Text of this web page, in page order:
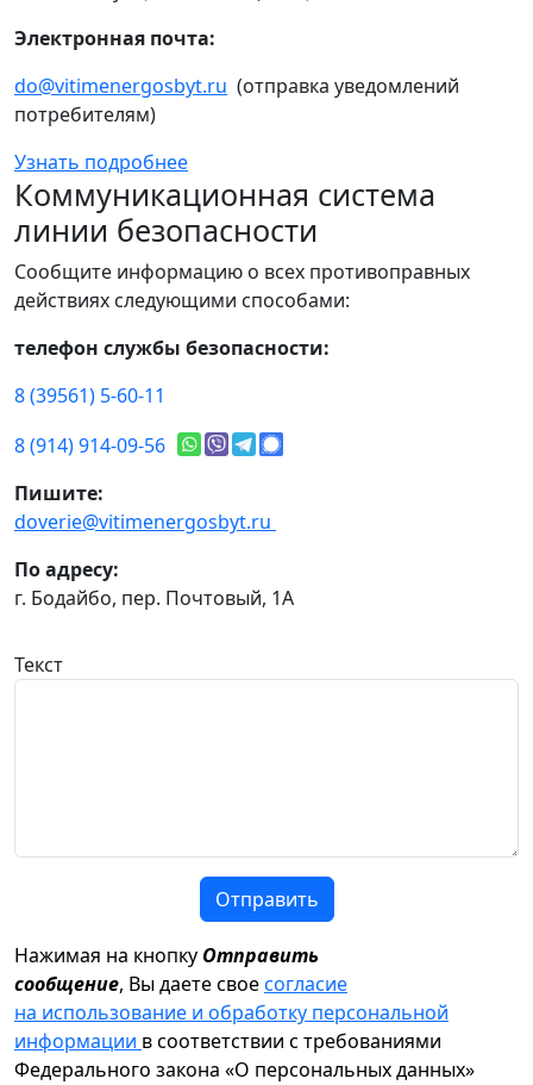
Электронная почта:
do@vitimenergosbyt.ru (отправка уведомлений
потребителям)
Узнать подробнее
Коммуникационная система
линии безопасности
Сообщите информацию о всех противоправных
действиях следующими способами:
телефон службы безопасности:
8 (39561) 5-60-11
8 (914) 914-09-56
Пишите:
doverie@vitimenergosbyt.ru
По адресу:
г. Бодайбо, пер. Почтовый, 1А
Текст
Отправить
Нажимая на кнопку Отправить
сообщение, Вы даете своесогласие
на использование и обработку персональной
информации в соответствии с требованиями
Федерального закона «О персональных данных»